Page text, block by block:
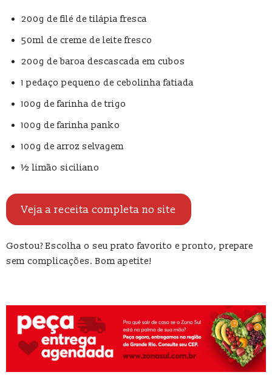
200g de filé de tilápia fresca
50ml de creme de leite fresco
200g de baroa descascada em cubos
1 pedaço pequeno de cebolinha fatiada
100g de farinha de trigo
100g de farinha panko
100g de arroz selvagem
½ limão siciliano
Veja a receita completa no site
Gostou? Escolha o seu prato favorito e pronto, prepare
sem complicações. Bom apetite!